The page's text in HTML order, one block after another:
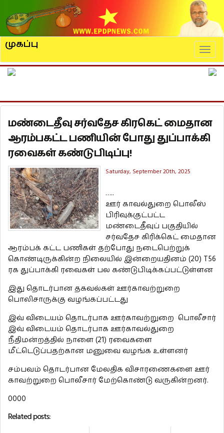
முகப்பு
மண்டைதீவு சர்வதேச கிரகெட் மைதான
ஆரம்பகட்ட பணியின் போது துப்பாக்கி
ரவைகள் கண்டுபிடிப்பு!
Saturday, September 20th, 2025
…..
ஊர் காவல்துறை பொலீஸ்
பிரிவுக்குட்பட்ட
மண்டைதீவுப் பகுதியில்
சர்வதேச கிரிக்கெட் மைதான
ஆரம்பக் கட்ட பணிகள் தற்போது நடைபெற்றுக்
கொண்டிருக்கின்ற நிலையில் இன்றையதினம் (20) T56
ரக துப்பாக்கி ரவைகள் பல கண்டுபிடிக்கப்பட்டுள்ளன
இது தொடர்பான தகவல்கள் ஊர்காவற்றுறை
பொலிசாருக்கு வழங்கப்பட்டது
இவ் விடையம் தொடர்பாக ஊர்காவற்றுறை பொலீசார்
இவ் விடையம் தொடர்பாக ஊர்காவல்துறை
நீதிமன்றத்தில் நாளை (21) ரவைகளை
மீட்டெடுப்பதற்கான மனுவை வழங்க உள்ளனர்
சம்பவம் தொடர்பான மேலதிக விசாரணைகளை ஊர்
காவற்றுறை பொலீசார் மேற்கொண்டு வருகின்றனர்.
0000
Related posts: